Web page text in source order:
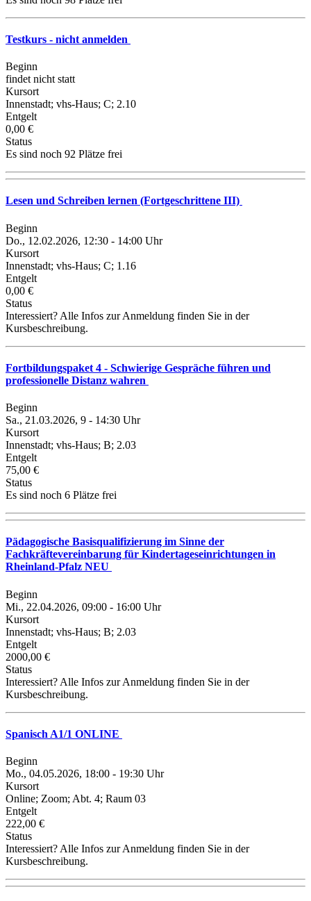
Testkurs - nicht anmelden
Beginn
findet nicht statt
Kursort
Innenstadt; vhs-Haus; C; 2.10
Entgelt
0,00 €
Status
Es sind noch 92 Plätze frei
Lesen und Schreiben lernen (Fortgeschrittene III)
Beginn
Do., 12.02.2026, 12:30 - 14:00 Uhr
Kursort
Innenstadt; vhs-Haus; C; 1.16
Entgelt
0,00 €
Status
Interessiert? Alle Infos zur Anmeldung finden Sie in der
Kursbeschreibung.
Fortbildungspaket 4 - Schwierige Gespräche führen und
professionelle Distanz wahren
Beginn
Sa., 21.03.2026, 9 - 14:30 Uhr
Kursort
Innenstadt; vhs-Haus; B; 2.03
Entgelt
75,00 €
Status
Es sind noch 6 Plätze frei
Pädagogische Basisqualifizierung im Sinne der
Fachkräftevereinbarung für Kindertageseinrichtungen in
Rheinland-Pfalz NEU
Beginn
Mi., 22.04.2026, 09:00 - 16:00 Uhr
Kursort
Innenstadt; vhs-Haus; B; 2.03
Entgelt
2000,00 €
Status
Interessiert? Alle Infos zur Anmeldung finden Sie in der
Kursbeschreibung.
Spanisch A1/1 ONLINE
Beginn
Mo., 04.05.2026, 18:00 - 19:30 Uhr
Kursort
Online; Zoom; Abt. 4; Raum 03
Entgelt
222,00 €
Status
Interessiert? Alle Infos zur Anmeldung finden Sie in der
Kursbeschreibung.